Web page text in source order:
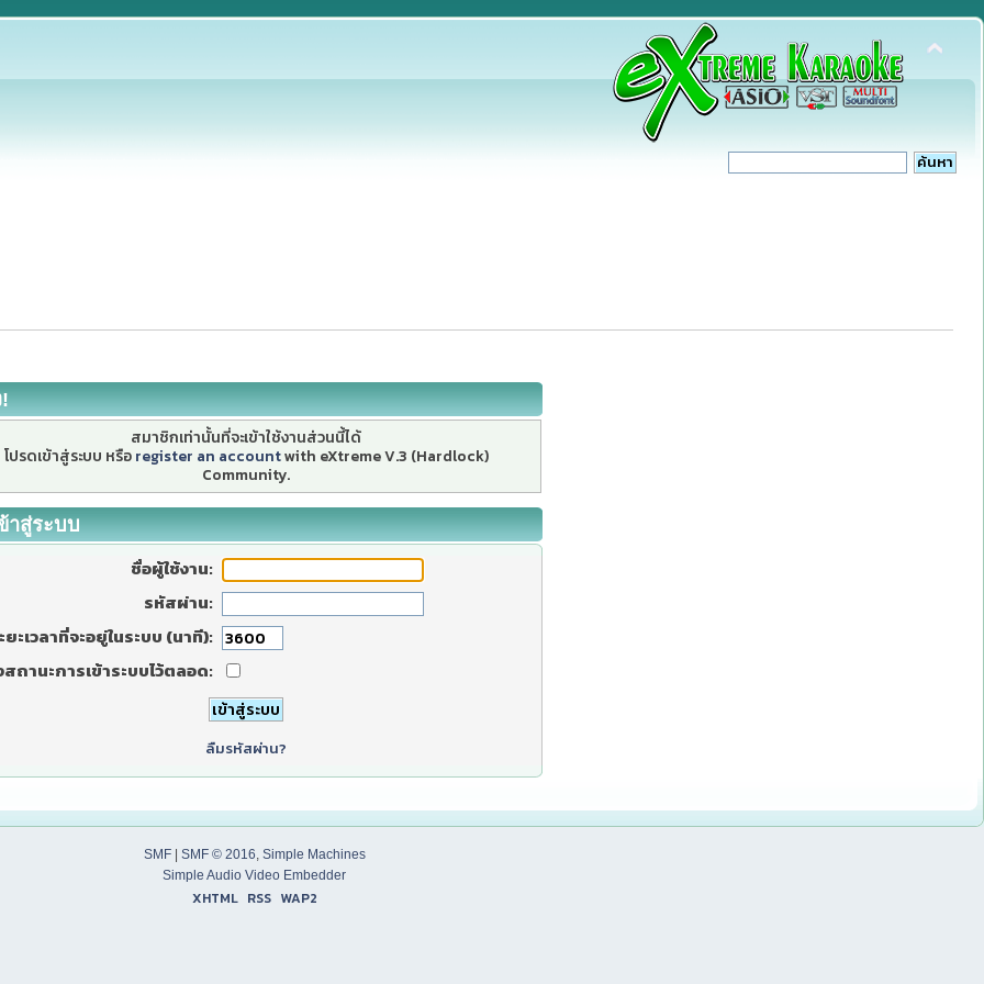
สมาชิกเท่านั้นที่จะเข้าใช้งานส่วนนี้ได้
โปรดเข้าสู่ระบบ หรือ register an accountwith eXtreme V.3 (Hardlock)
Community.
าสู่ระบบ
ชื่อผู้ใช้งาน:
รหัสผ่าน:
ยะเวลาที่จะอยู่ในระบบ (นาที):
สถานะการเข้าระบบไว้ตลอด:
ลืมรหัสผ่าน?
SMF| SMF © 2016, Simple Machines
Simple Audio Video Embedder
XHTML RSS WAP2